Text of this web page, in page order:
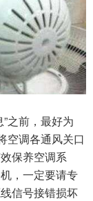
之前，最好为
空调各通风关口
保养空调系
，一定要请专
信号接错损坏